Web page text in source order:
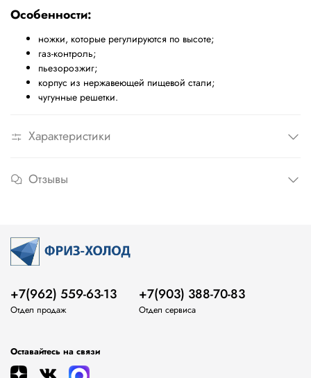
Особенности:
ножки, которые регулируются по высоте;
газ-контроль;
пьезорозжиг;
корпус из нержавеющей пищевой стали;
чугунные решетки.
Характеристики
Отзывы
+7(962) 559-63-13
Отдел продаж
+7(903) 388-70-83
Отдел сервиса
Оставайтесь на связи